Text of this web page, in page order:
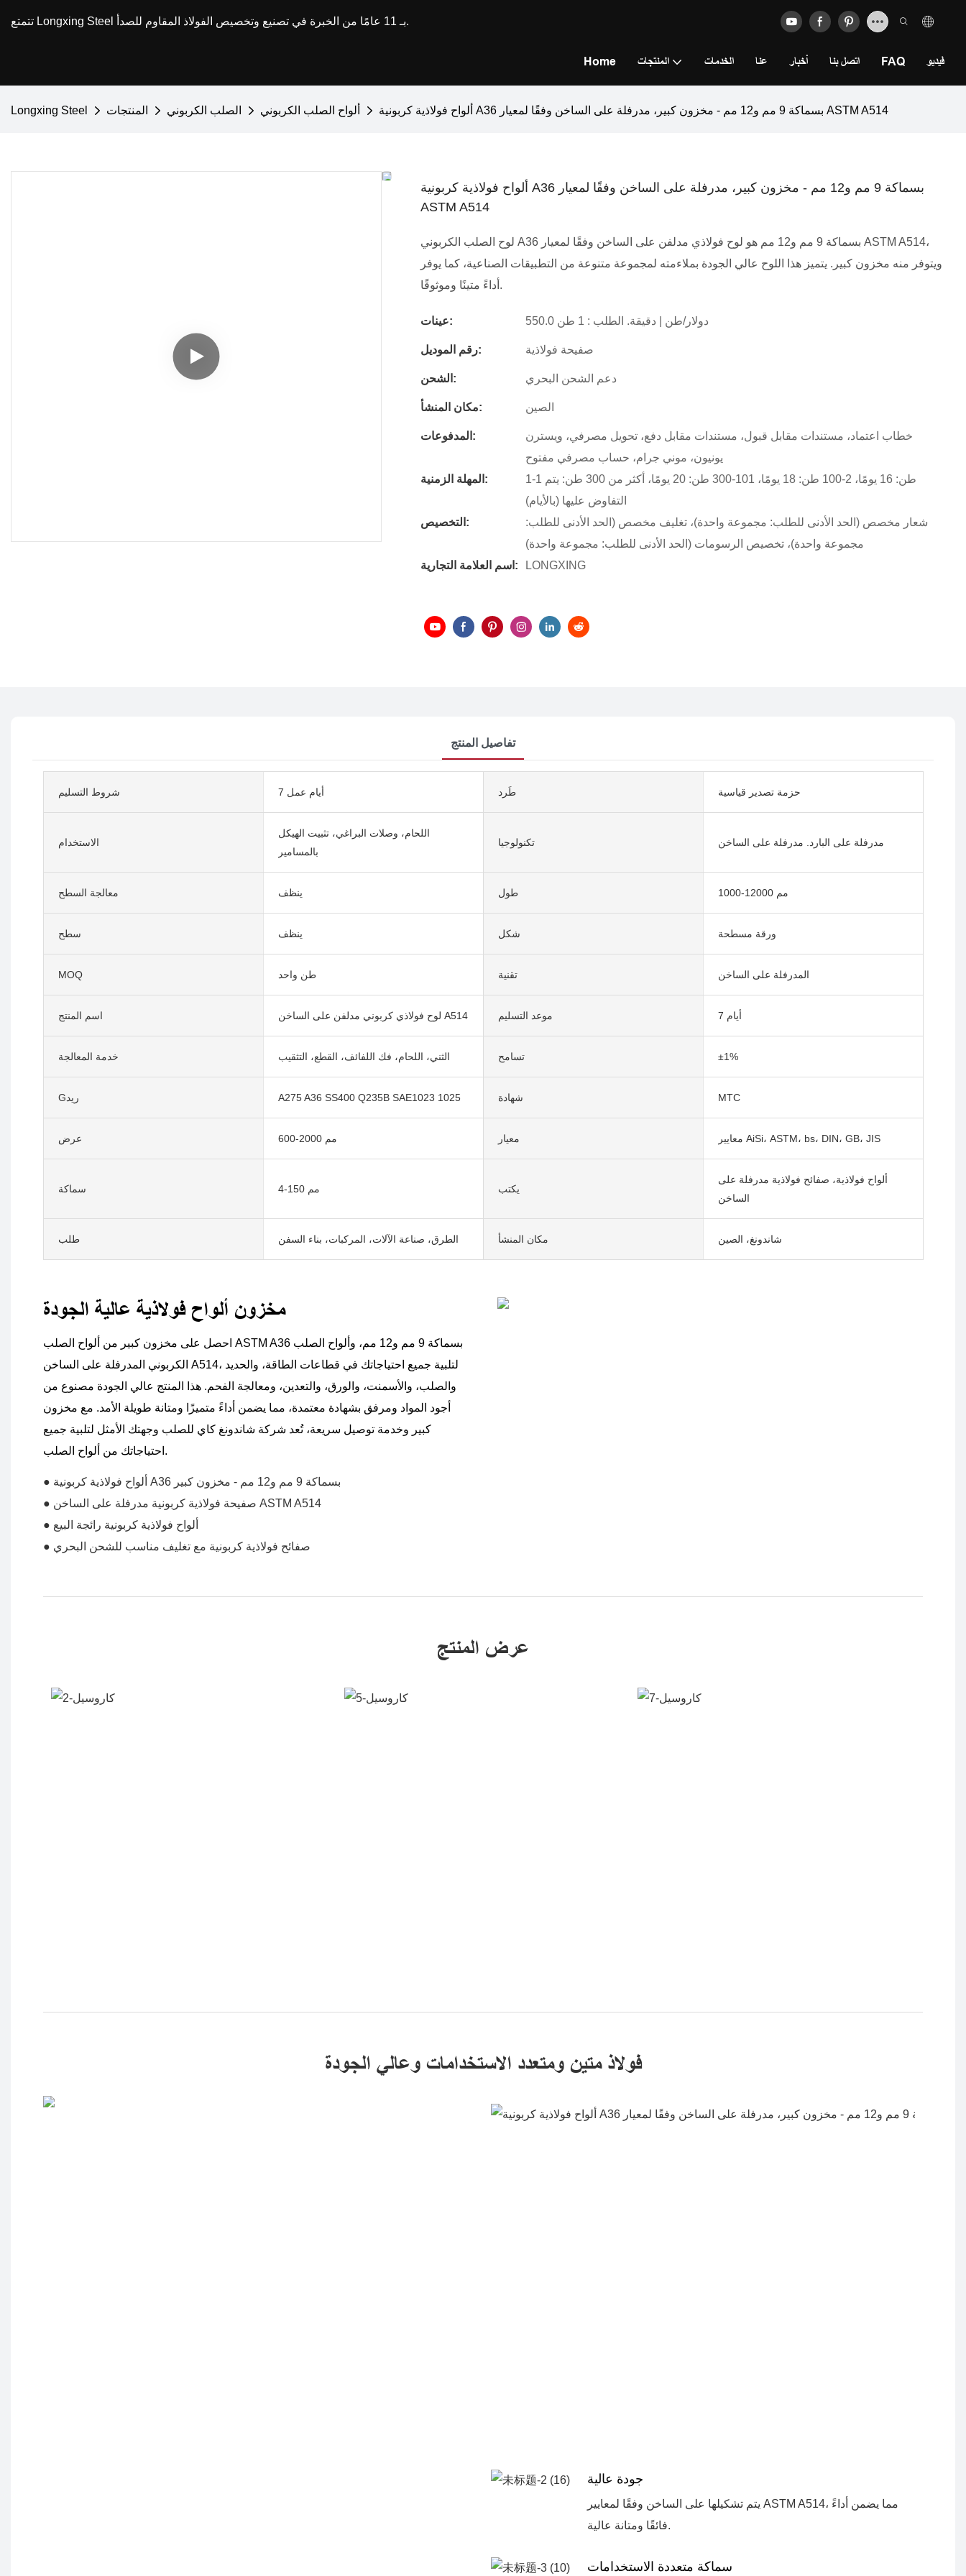
تتمتع Longxing Steel بـ 11 عامًا من الخبرة في تصنيع وتخصيص الفولاذ المقاوم للصدأ.
Home المنتجات الخدمات عنا أخبار اتصل بنا FAQ فيديو
Longxing Steel المنتجات الصلب الكربوني ألواح الصلب الكربوني ألواح فولاذية كربونية A36 بسماكة 9 مم و12 مم - مخزون كبير، مدرفلة على الساخن وفقًا لمعيار ASTM A514
ألواح فولاذية كربونية A36 بسماكة 9 مم و12 مم - مخزون كبير، مدرفلة على الساخن وفقًا لمعيار
ASTM A514
لوح الصلب الكربوني A36 بسماكة 9 مم و12 مم هو لوح فولاذي مدلفن على الساخن وفقًا لمعيار ASTM A514،
ويتوفر منه مخزون كبير. يتميز هذا اللوح عالي الجودة بملاءمته لمجموعة متنوعة من التطبيقات الصناعية، كما يوفر
أداءً متينًا وموثوقًا.
عينات: 550.0 دولار/طن | دقيقة. الطلب : 1 طن
رقم الموديل: صفيحة فولاذية
الشحن: دعم الشحن البحري
مكان المنشأ: الصين
المدفوعات:
خطاب اعتماد، مستندات مقابل قبول، مستندات مقابل دفع، تحويل مصرفي، ويسترن
يونيون، موني جرام، حساب مصرفي مفتوح
المهلة الزمنية:
1-1 طن: 16 يومًا، 2-100 طن: 18 يومًا، 101-300 طن: 20 يومًا، أكثر من 300 طن: يتم
التفاوض عليها (بالأيام)
التخصيص:
شعار مخصص (الحد الأدنى للطلب: مجموعة واحدة)، تغليف مخصص (الحد الأدنى للطلب:
مجموعة واحدة)، تخصيص الرسومات (الحد الأدنى للطلب: مجموعة واحدة)
اسم العلامة التجارية:
LONGXING
تفاصيل المنتج
شروط التسليم 7 أيام عمل طَرد حزمة تصدير قياسية
الاستخدام
اللحام، وصلات البراغي، تثبيت الهيكل
بالمسامير
تكنولوجيا مدرفلة على البارد. مدرفلة على الساخن
معالجة السطح ينظف طول 1000-12000 مم
سطح ينظف شكل ورقة مسطحة
MOQ طن واحد تقنية المدرفلة على الساخن
اسم المنتج لوح فولاذي كربوني مدلفن على الساخن A514 موعد التسليم 7 أيام
خدمة المعالجة الثني، اللحام، فك اللفائف، القطع، التثقيب تسامح ±1%
Gريد A275 A36 SS400 Q235B SAE1023 1025 شهادة MTC
عرض 600-2000 مم معيار معايير AiSi، ASTM، bs، DIN، GB، JIS
سماكة 4-150 مم يكتب
ألواح فولاذية، صفائح فولاذية مدرفلة على
الساخن
طلب الطرق، صناعة الآلات، المركبات، بناء السفن مكان المنشأ شاندونغ، الصين
مخزون ألواح فولاذية عالية الجودة
احصل على مخزون كبير من ألواح الصلب ASTM A36 بسماكة 9 مم و12 مم، وألواح الصلب
الكربوني المدرفلة على الساخن A514، لتلبية جميع احتياجاتك في قطاعات الطاقة، والحديد
والصلب، والأسمنت، والورق، والتعدين، ومعالجة الفحم. هذا المنتج عالي الجودة مصنوع من
أجود المواد ومرفق بشهادة معتمدة، مما يضمن أداءً متميزًا ومتانة طويلة الأمد. مع مخزون
كبير وخدمة توصيل سريعة، تُعد شركة شاندونغ كاي للصلب وجهتك الأمثل لتلبية جميع
احتياجاتك من ألواح الصلب.
● ألواح فولاذية كربونية A36 بسماكة 9 مم و12 مم - مخزون كبير
● صفيحة فولاذية كربونية مدرفلة على الساخن ASTM A514
● ألواح فولاذية كربونية رائجة البيع
● صفائح فولاذية كربونية مع تغليف مناسب للشحن البحري
عرض المنتج
فولاذ متين ومتعدد الاستخدامات وعالي الجودة
جودة عالية
يتم تشكيلها على الساخن وفقًا لمعايير ASTM A514، مما يضمن أداءً
فائقًا ومتانة عالية.
سماكة متعددة الاستخدامات